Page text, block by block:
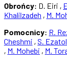
Obrońcy: D. Eiri ,
Khalilzadeh , M.
Pomocnicy: R.
Cheshmi , S.
, M. Mohebi , M.